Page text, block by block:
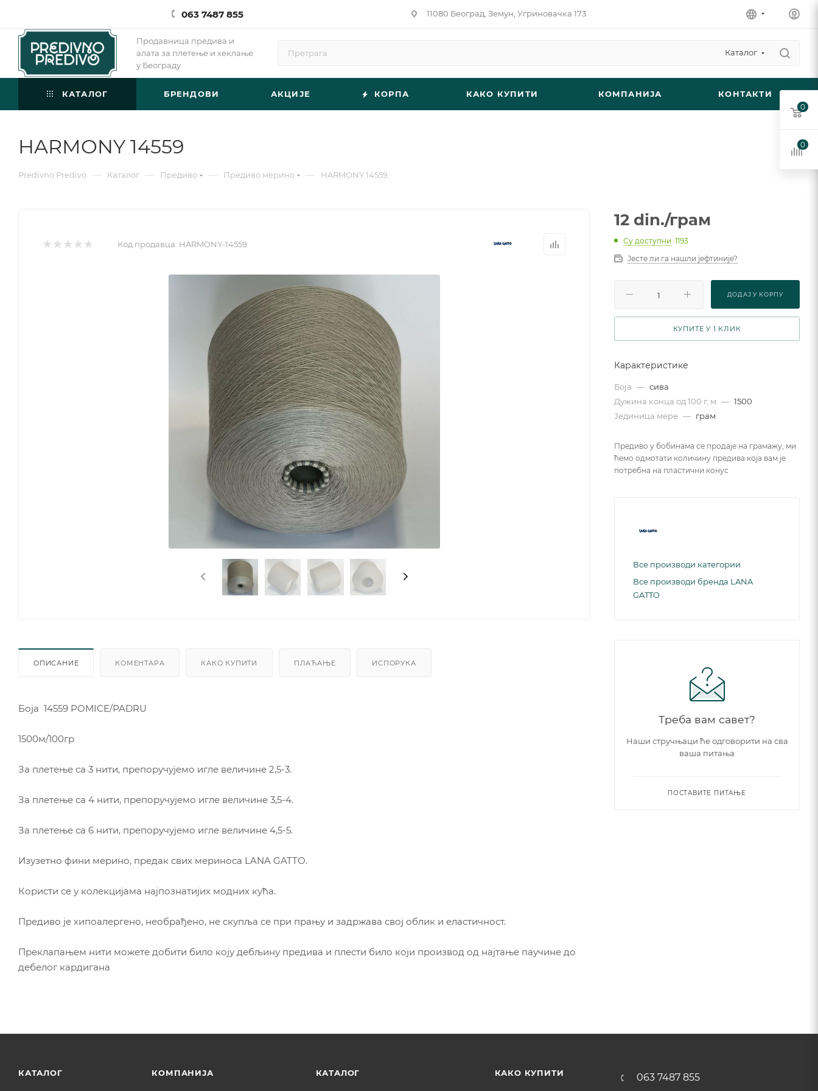
063 7487 855 11080 Београд, Земун, Угриновачка 173
Продавница предива и
алата за плетење и хеклање
у Београду
Каталог
КАТАЛОГ БРЕНДОВИ АКЦИЈЕ КОРПА КАКО КУПИТИ КОМПАНИЈА КОНТАКТИ
HARMONY 14559
Predivno Predivo — Каталог — Предиво — Предиво мерино — HARMONY 14559
Код продавца: HARMONY-14559
ОПИСАНИЕ КОМЕНТАРА КАКО КУПИТИ ПЛАЋАЊЕ ИСПОРУКА
Боја 14559 POMICE/PADRU
1500м/100гр
За плетење са 3 нити, препоручујемо игле величине 2,5-3.
За плетење са 4 нити, препоручујемо игле величине 3,5-4.
За плетење са 6 нити, препоручујемо игле величине 4,5-5.
Изузетно фини мерино, предак свих мериноса LANA GATTO.
Користи се у колекцијама најпознатијих модних кућа.
Предиво је хипоалергено, необрађено, не скупља се при прању и задржава свој облик и еластичност.
Преклапањем нити можете добити било коју дебљину предива и плести било који производ од најтање паучине до
дебелог кардигана
12 din./грам
Су доступни: 1193
Јесте ли га нашли јефтиније?
ДОДАJ У КОРПУ
КУПИТЕ У 1 КЛИК
Карактеристике
Боја — сива
Дужина конца од 100 г, м — 1500
Јединица мере — грам
Предиво у бобинама се продаје на грамажу, ми
ћемо одмотати количину предива која вам је
потребна на пластични конус
Все производи категории
Все производи бренда LANA
GATTO
Треба вам савет?
Наши стручњаци ће одговорити на сва
ваша питања
ПОСТАВИТЕ ПИТАЊЕ
КАТАЛОГ КОМПАНИЈА КАТАЛОГ КАКО КУПИТИ 063 7487 855
0
0